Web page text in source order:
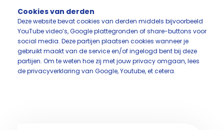
Cookies van derden
Deze website bevat cookies van derden middels bijvoorbeeld
YouTube video’s, Google plattegronden of share-buttons voor
social media. Deze partijen plaatsen cookies wanneer je
gebruikt maakt van de service en/of ingelogd bent bij deze
partijen. Om te weten hoe zij met jouw privacy omgaan, lees
de privacyverklaring van Google, Youtube, et cetera.